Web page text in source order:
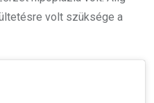
volt szüksége a